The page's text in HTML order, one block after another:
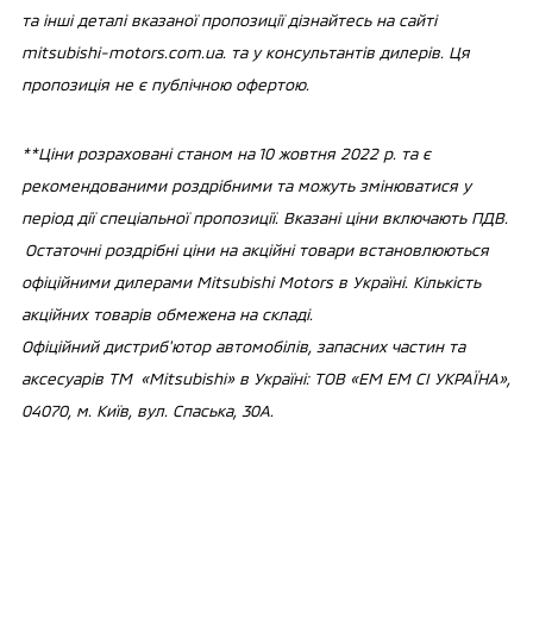
та інші деталі вказаної пропозиції дізнайтесь на сайті
mitsubishi-motors.com.ua. та у консультантів дилерів. Ця
пропозиція не є публічною офертою.
**Ціни розраховані станом на 10 жовтня 2022 р. та є
рекомендованими роздрібними та можуть змінюватися у
період дії спеціальної пропозиції. Вказані ціни включають ПДВ.
Остаточні роздрібні ціни на акційні товари встановлюються
офіційними дилерами Mitsubishi Motors в Україні. Кількість
акційних товарів обмежена на складі.
Офіційний дистриб'ютор автомобілів, запасних частин та
аксесуарів ТМ «Mitsubishi» в Україні: ТОВ «ЕМ ЕМ СІ УКРАЇНА»,
04070, м. Київ, вул. Спаська, 30А.